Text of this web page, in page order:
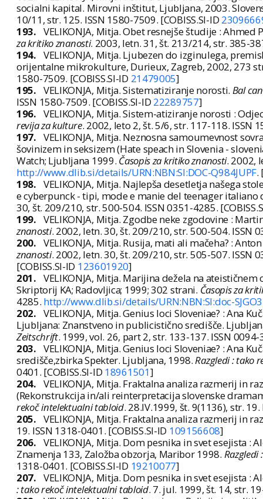
socialni kapital. Mirovni inštitut, Ljubljana, 2003.
10/11, str. 125. ISSN 1580-7509. [COBISS.SI-ID
193. VELIKONJA, Mitja. Obet resnejše študije :
za kritiko znanosti. 2003, letn. 31, št. 213/214, str. 385-
194. VELIKONJA, Mitja. Ljubezen do izginulega,
orijentalne mikrokulture, Durieux, Zagreb, 2002, 273
1580-7509. [COBISS.SI-ID 21479005]
195. VELIKONJA, Mitja. Sistematiziranje norosti. Bal
ISSN 1580-7509. [COBISS.SI-ID 22289757]
196. VELIKONJA, Mitja. Sistem-atiziranje norosti :
revija za kulture. 2002, leto 2, št. 5/6, str. 117-118. ISSN
197. VELIKONJA, Mitja. Neznosna samoumevnost
šovinizem in seksizem (Hate speach in Slovenia -
Watch; Ljubljana 1999. Časopis za kritiko znanosti. 2002,
http://www.dlib.si/details/URN:NBN:SI:DOC-Q984JUPF.
198. VELIKONJA, Mitja. Najlepša desetletja našega
e cyberpunck - tipi, mode e manie del teenager
30, št. 209/210, str. 500-504. ISSN 0351-4285.
199. VELIKONJA, Mitja. Zgodbe neke zgodovine :
znanosti. 2002, letn. 30, št. 209/210, str. 500-504. ISSN
200. VELIKONJA, Mitja. Rusija, mati ali mačeha? :
znanosti. 2002, letn. 30, št. 209/210, str. 505-507. ISSN
[COBISS.SI-ID 123601920]
201. VELIKONJA, Mitja. Marijina dežela na
Skriptorij KA; Radovljica; 1999; 302 strani. Časopis za
4285. http://www.dlib.si/details/URN:NBN:SI:doc-
202. VELIKONJA, Mitja. Genius loci Sloveniae? : Ana
Ljubljana: Znanstveno in publicistično središče.
Zeitschrift. 1999, vol. 26, part 2, str. 133-137. ISSN 0094-
203. VELIKONJA, Mitja. Genius loci Sloveniae? : Ana
središče,zbirka Spekter. Ljubljana, 1998.Razgledi : tako
0401. [COBISS.SI-ID 18961501]
204. VELIKONJA, Mitja. Fraktalna analiza razmerij in
(Rekonstrukcija in/ali reinterpretacija slovenske
rekoč intelektualni tabloid. 28.IV.1999, št. 9(1136), str.
205. VELIKONJA, Mitja. Fraktalna analiza razmerij in
19. ISSN 1318-0401. [COBISS.SI-ID 109156608]
206. VELIKONJA, Mitja. Dom pesnika in svet esejista
Znamenja 133, Založba obzorja, Maribor 1998.
1318-0401. [COBISS.SI-ID 19210077]
207. VELIKONJA, Mitja. Dom pesnika in svet esejista
: tako rekoč intelektualni tabloid. 7. jul. 1999, št. 14, str.